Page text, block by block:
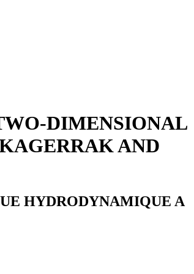
DIMENSIONAL
AND
HYDRODYNAMIQUE A